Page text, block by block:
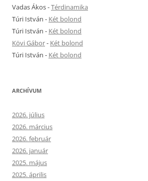
Vadas Ákos-Térdinamika
Túri István - Két bolond
Túri István - Két bolond
Kövi Gábor- Két bolond
Túri István - Két bolond
ARCHÍVUM
2026. július
2026. március
2026. február
2026. január
2025. május
2025. április